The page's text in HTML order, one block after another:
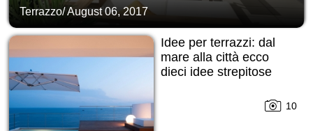
Terrazzo/August 06, 2017
Idee per terrazzi: dal
mare alla città ecco
dieci idee strepitose
10